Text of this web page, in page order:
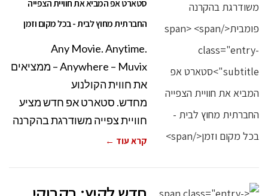
סטארט אפ המביא את חוויית הצפייה
החברתית מחוץ לבית - בכל מקום וזמן
Any Movie. Anytime.
Anywhere – Muvix – ממציאים
את חווית הקולנוע
מחדש. סטארט אפ חדש מציע
חוויית צפייה משודרגת בהקרנה
קרא עוד ←